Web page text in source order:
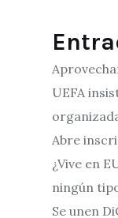
UEFA
Abre
¿Vive en
ningún
Se unen